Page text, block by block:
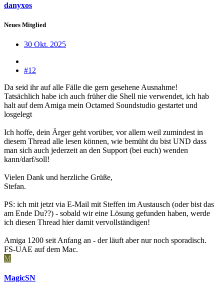
danyxos
Neues Mitglied
30 Okt. 2025
#12
Da seid ihr auf alle Fälle die gern gesehene Ausnahme!
Tatsächlich habe ich auch früher die Shell nie verwendet, ich hab
halt auf dem Amiga mein Octamed Soundstudio gestartet und
losgelegt
Ich hoffe, dein Ärger geht vorüber, vor allem weil zumindest in
diesem Thread alle lesen können, wie bemüht du bist UND dass
man sich auch jederzeit an den Support (bei euch) wenden
kann/darf/soll!
Vielen Dank und herzliche Grüße,
Stefan.
PS: ich mit jetzt via E-Mail mit Steffen im Austausch (oder bist das
am Ende Du??) - sobald wir eine Lösung gefunden haben, werde
ich diesen Thread hier damit vervollständigen!
Amiga 1200 seit Anfang an - der läuft aber nur noch sporadisch.
FS-UAE auf dem Mac.
M
MagicSN